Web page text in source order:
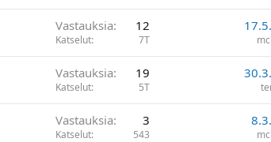
Vastauksia 12
Katselut 7T
Vastauksia 19
Katselut 5T
Vastauksia 3
Katselut 543